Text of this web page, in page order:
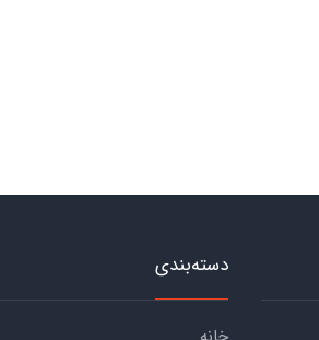
دسته‌بندی